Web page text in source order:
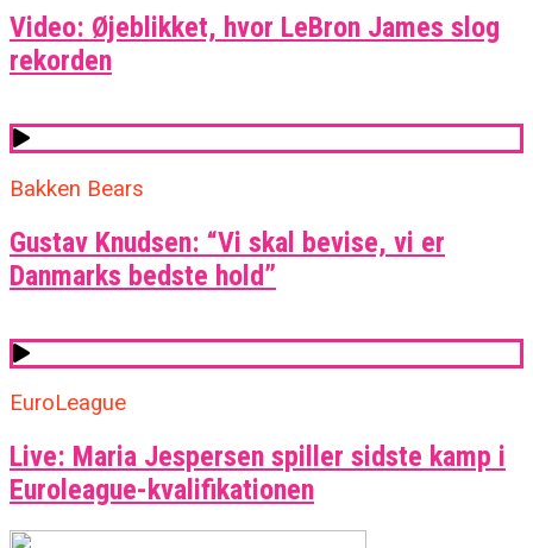
Video: Øjeblikket, hvor LeBron James slog
rekorden
Bakken Bears
Gustav Knudsen: “Vi skal bevise, vi er
Danmarks bedste hold”
EuroLeague
Live: Maria Jespersen spiller sidste kamp i
Euroleague-kvalifikationen